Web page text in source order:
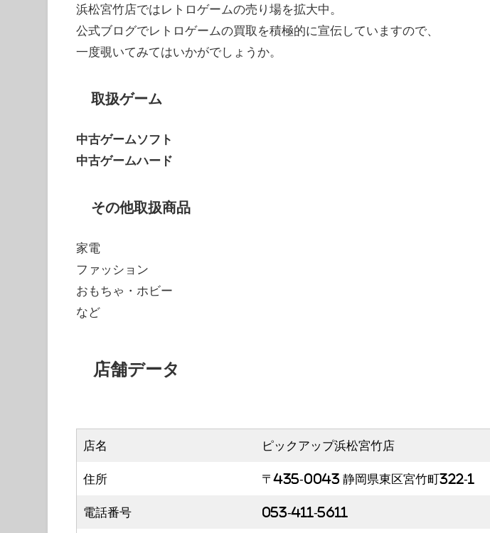
浜松宮竹店ではレトロゲームの売り場を拡大中。
公式ブログでレトロゲームの買取を積極的に宣伝していますので、
一度覗いてみてはいかがでしょうか。
取扱ゲーム
中古ゲームソフト
中古ゲームハード
その他取扱商品
家電
ファッション
おもちゃ・ホビー
など
店舗データ
店名 ピックアップ浜松宮竹店
住所 〒435-0043 静岡県東区宮竹町322-1
電話番号 053-411-5611